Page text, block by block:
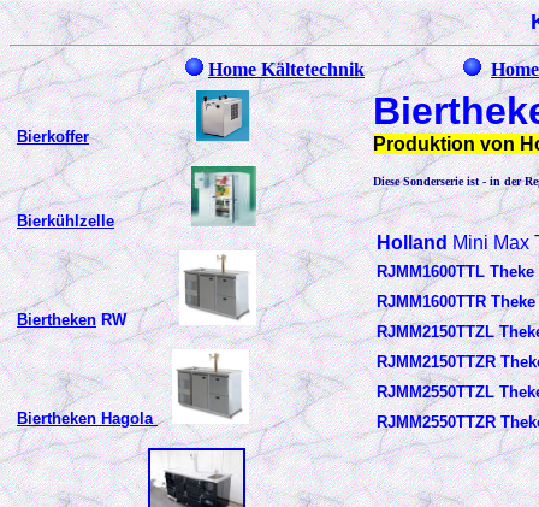
Home Kältetechnik
Bierkoffer
Bierkühlzelle
BierthekenRW
BierthekenHagola
Produktion von
Diese Sonderserie ist - in der
HollandMini Max
RJMM1600TTL
RJMM1600TTR
RJMM2150TTZL
RJMM2150TTZR
RJMM2550TTZL
RJMM2550TTZR